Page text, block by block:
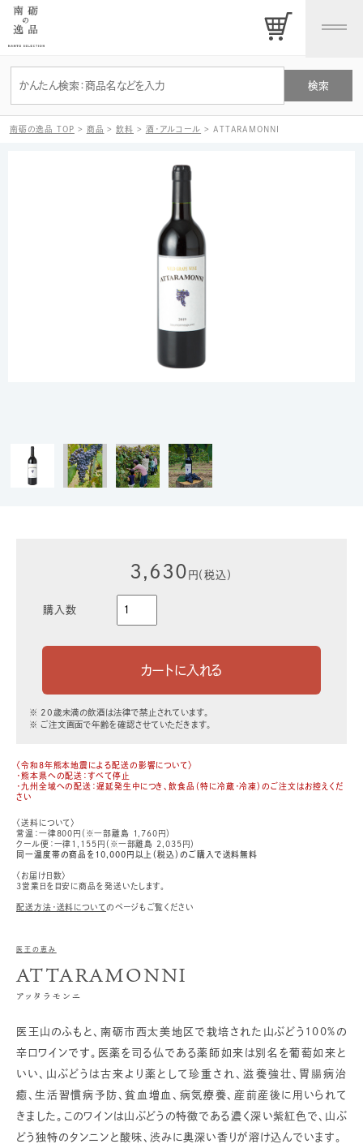
南砺の逸品 TOP > 商品 >飲料 > 酒・アルコール > ATTARAMONNI
3,630 円（税込）
購入数
※ 20歳未満の飲酒は法律で禁止されています。
※ ご注文画面で年齢を確認させていただきます。
〈令和8年熊本地震による配送の影響について〉
・熊本県への配送：すべて停止
・九州全域への配送：遅延発生中につき、飲食品（特に冷蔵・冷凍）のご注文はお控えくだ
さい
〈送料について〉
常温：一律800円（※一部離島 1,760円）
クール便：一律1,155円（※一部離島 2,035円）
同一温度帯の商品を10,000円以上（税込）のご購入で送料無料
〈お届け日数〉
3営業日を目安に商品を発送いたします。
配送方法・送料についてのページもご覧ください
医王の恵み
ATTARAMONNI
アッタラモンニ
医王山のふもと、南砺市西太美地区で栽培された山ぶどう100%の
辛口ワインです。医薬を司る仏である薬師如来は別名を葡萄如来と
いい、山ぶどうは古来より薬として珍重され、滋養強壮、胃腸病治
癒、生活習慣病予防、貧血増血、病気療養、産前産後に用いられて
きました。このワインは山ぶどうの特徴である濃く深い紫紅色で、山ぶ
どう独特のタンニンと酸味、渋みに奥深い香りが溶け込んでいます。